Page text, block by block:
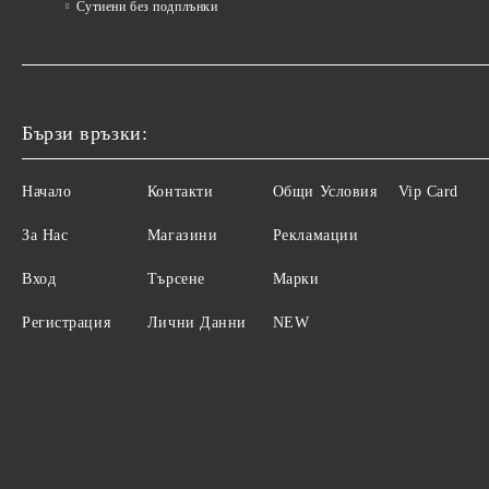
Сутиени без подплънки
Бързи връзки:
Начало
За Нас
Вход
Регистрация
Контакти
Магазини
Търсене
Лични Данни
Общи Условия
Рекламации
Марки
NEW
Vip Card